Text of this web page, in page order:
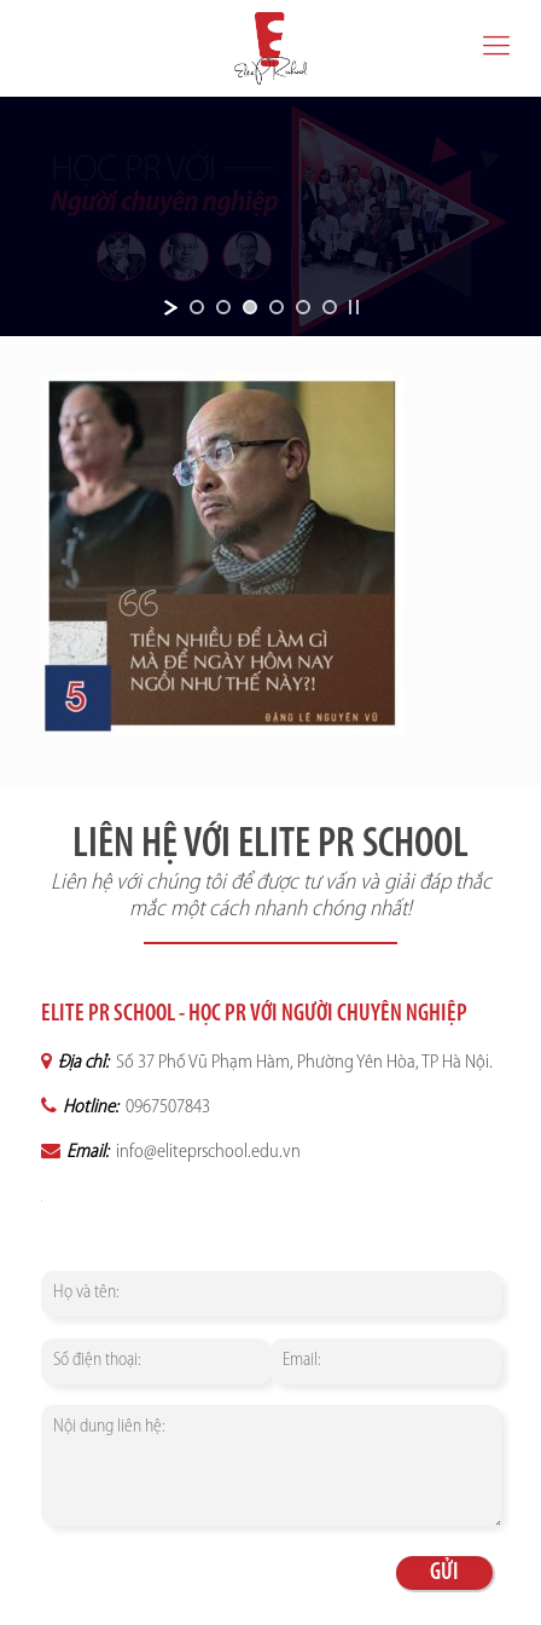
LIÊN HỆ VỚI ELITE PR SCHOOL
Liên hệ với chúng tôi để được tư vấn và giải đáp thắc
mắc một cách nhanh chóng nhất!
ELITE PR SCHOOL - HỌC PR VỚI NGƯỜI CHUYÊN NGHIỆP
Địa chỉ: Số 37 Phố Vũ Phạm Hàm, Phường Yên Hòa, TP Hà Nội.
Hotline: 0967507843
Email: info@eliteprschool.edu.vn